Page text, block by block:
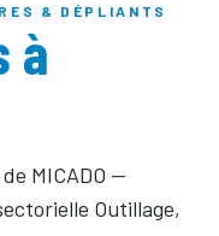
& DÉPLIANTS
à
MICADO —
Outillage,